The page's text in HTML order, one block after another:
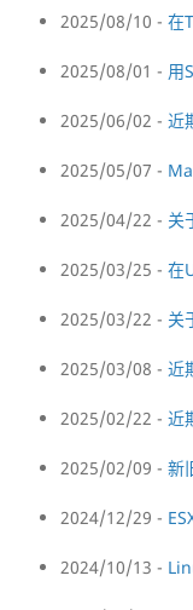
2025/08/10 -在
2025/08/01 - 用
2025/06/02 -近
2025/05/07 -
2025/04/22 - 关
2025/03/25 -在
2025/03/22 - 关
2025/03/08 -近
2025/02/22 -近
2025/02/09 -新
2024/12/29 -
2024/10/13 -